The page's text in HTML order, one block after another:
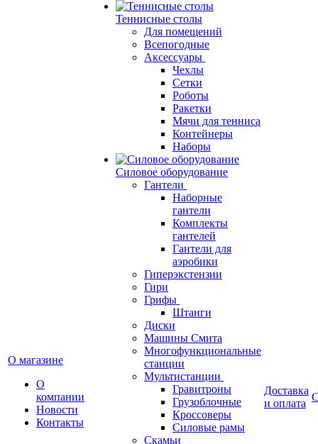
О магазине
О
компании
Новости
Контакты
Теннисные столы
Для помещений
Всепогодные
Аксессуары
Чехлы
Сетки
Роботы
Ракетки
Мячи для тенниса
Контейнеры
Наборы
Силовое оборудование
Гантели
Наборные
гантели
Комплекты
гантелей
Гантели для
аэробики
Гиперэкстензии
Гири
Грифы
Штанги
Диски
Машины Смита
Многофункциональные
станции
Мультистанции
Гравитроны
Грузоблочные
Кроссоверы
Силовые рамы
Скамьи
Доставка
и оплата